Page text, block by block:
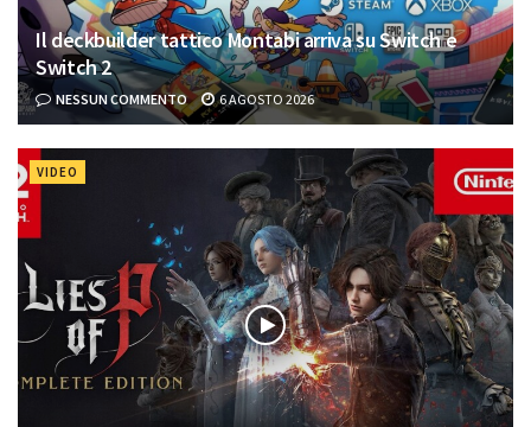
Il deckbuilder tattico Montabi arriva su Switch e
Switch 2
NESSUN COMMENTO 6 AGOSTO 2026
VIDEO